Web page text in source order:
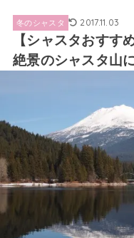
冬のシャスタ 2017.11.03
【シャスタおすす
絶景のシャスタ山